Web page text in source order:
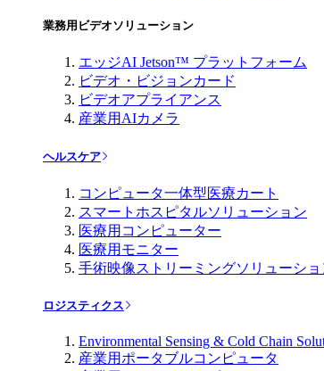
業務用ビデオソリューション
エッジAI Jetson™ プラットフォーム
ビデオ・ビジョンカード
ビデオアプライアンス
産業用AIカメラ
ヘルスケア
コンピュータ一体型医療カート
スマートホスピタルソリューション
医療用コンピューター
医療用モニター
手術映像ストリーミングソリューショ
ロジスティクス
Environmental Sensing & Cold Chain
産業用ポータブルコンピュータ